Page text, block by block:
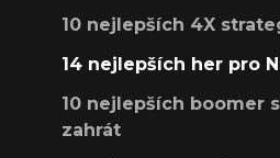
10 nejlepších 4X
14 nejlepších her pro
10 nejlepších boomer
zahrát